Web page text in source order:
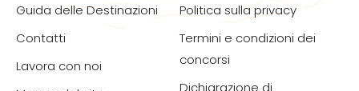
Guida delle Destinazioni
Contatti
Lavora con noi
Politica sulla privacy
Termini e condizioni dei
concorsi
Dichiarazione di